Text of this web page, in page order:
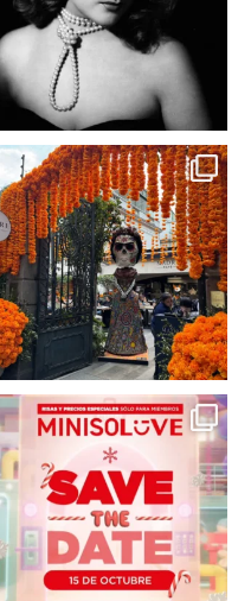
No te pierdas la exhibición
de @menchaca.studio...
2 0
La temporada navideña
llegó a @minisomexico...
2 0